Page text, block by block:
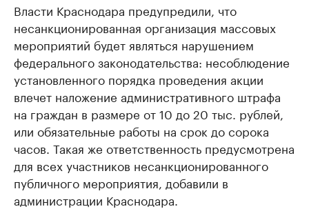
Власти Краснодара предупредили, что
несанкционированная организация массовых
мероприятий будет являться нарушением
федерального законодательства: несоблюдение
установленного порядка проведения акции
влечет наложение административного штрафа
на граждан в размере от 10 до 20 тыс. рублей,
или обязательные работы на срок до сорока
часов. Такая же ответственность предусмотрена
для всех участников несанкционированного
публичного мероприятия, добавили в
администрации Краснодара.